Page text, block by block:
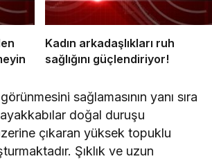
Kadın arkadaşlıkları ruh
sağlığını güçlendiriyor!
sağlamasının yanı sıra
doğal duruşu
çıkaran yüksek topuklu
Şıklık ve uzun